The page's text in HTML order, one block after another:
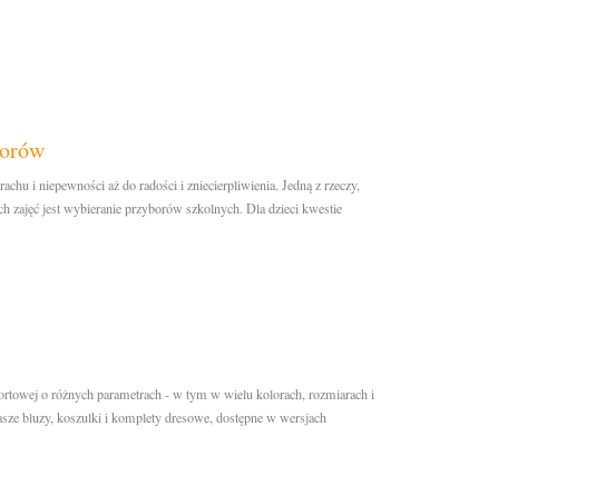
i niepewności aż do radości i zniecierpliwienia. Jedną z rzeczy,
zajęć jest wybieranie przyborów szkolnych. Dla dzieci kwestie
o różnych parametrach - w tym w wielu kolorach, rozmiarach i
bluzy, koszulki i komplety dresowe, dostępne w wersjach